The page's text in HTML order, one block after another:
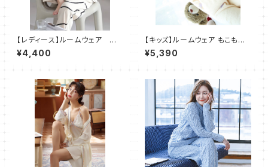
【レディース】ルームウェア ア
ート柄 パジャマ 部屋着 2
点セット
¥4,400
【キッズ】ルームウェア もこもこ
パジャマ 部屋着 2点セット
¥5,390